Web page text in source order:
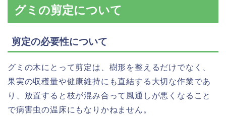
グミの剪定について
剪定の必要性について
グミの木にとって剪定は、樹形を整えるだけでなく、
果実の収穫量や健康維持にも直結する大切な作業であ
り、放置すると枝が混み合って風通しが悪くなること
で病害虫の温床にもなりかねません。